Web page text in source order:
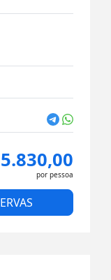
por pessoa